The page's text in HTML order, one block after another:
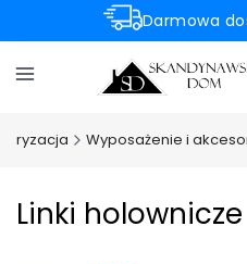
Darmowa
Rabaty -50%
Wyposażenie i
Linki holownicze